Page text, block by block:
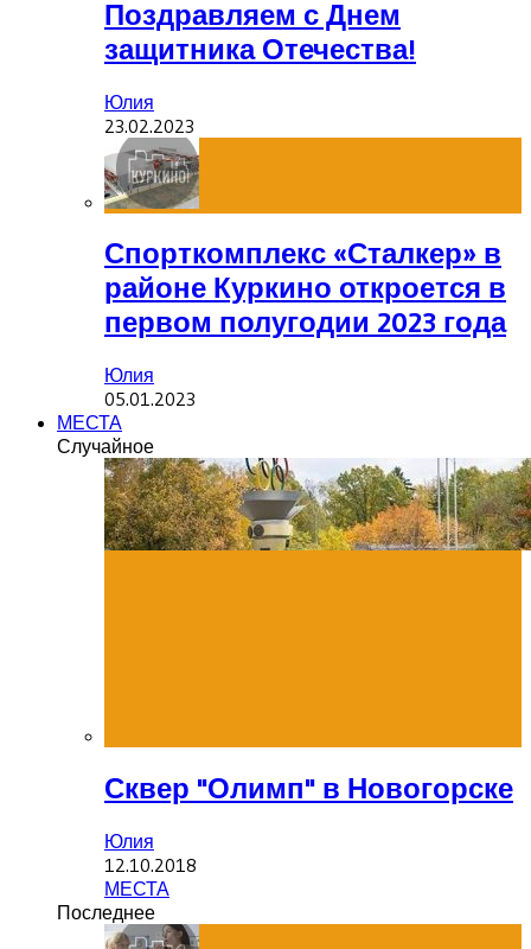
Поздравляем с Днем
защитника Отечества!
Юлия
23.02.2023
Спорткомплекс «Сталкер» в
районе Куркино откроется в
первом полугодии 2023 года
Юлия
05.01.2023
МЕСТА
Случайное
Сквер "Олимп" в Новогорске
Юлия
12.10.2018
МЕСТА
Последнее